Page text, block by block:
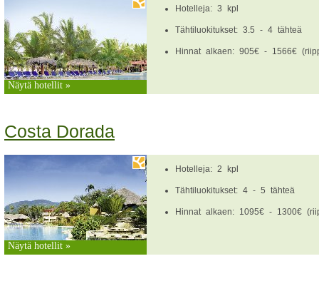
Hotelleja: 3 kpl
Tähtiluokitukset: 3.5 - 4 tähteä
Hinnat alkaen: 905€ - 1566€
Näytä hotellit »
Costa Dorada
Hotelleja: 2 kpl
Tähtiluokitukset: 4 - 5 tähteä
Hinnat alkaen: 1095€ - 1300€
Näytä hotellit »